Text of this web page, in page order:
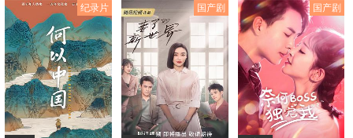
纪录片 国产剧 国产剧